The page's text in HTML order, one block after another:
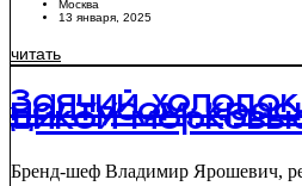
Москва
13 января, 2025
читать
Заячий
палтусом,
дикой
Бренд-шеф Владимир Ярошевич,